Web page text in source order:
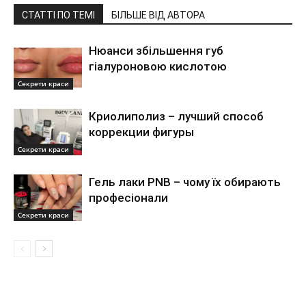
СТАТТІ ПО ТЕМІ БІЛЬШЕ ВІД АВТОРА
Секрети краси
Нюанси збільшення губ
гіалуроновою кислотою
Секрети краси
Криолиполиз – лучший способ
коррекции фигуры
Секрети краси
Гель лаки PNB – чому їх обирають
професіонали